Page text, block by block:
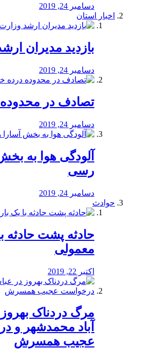
دسامبر 24, 2019
اخبار استان
بازدید مدیران
دسامبر 24, 2019
تصادف در محدوده
دسامبر 24, 2019
آلودگی هوا به
رسی
دسامبر 24, 2019
حوادث
️حادثه پشت حادثه
معمولی
اکتبر 22, 2019
مرگ دردناک
آباد محمدشهر و
عجیب همسرش